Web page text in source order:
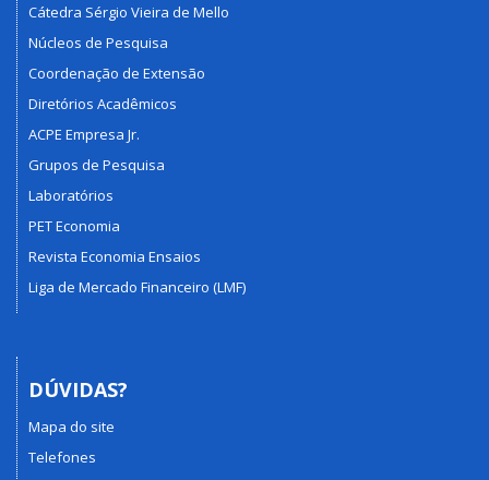
Cátedra Sérgio Vieira de Mello
Núcleos de Pesquisa
Coordenação de Extensão
Diretórios Acadêmicos
ACPE Empresa Jr.
Grupos de Pesquisa
Laboratórios
PET Economia
Revista Economia Ensaios
Liga de Mercado Financeiro (LMF)
DÚVIDAS?
Mapa do site
Telefones